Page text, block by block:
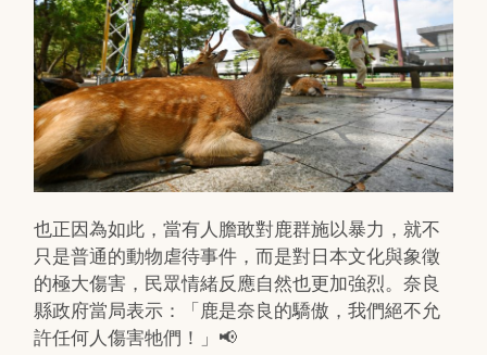
也正因為如此，當有人膽敢對鹿群施以暴力，就不
只是普通的動物虐待事件，而是對日本文化與象徵
的極大傷害，民眾情緒反應自然也更加強烈。奈良
縣政府當局表示：「鹿是奈良的驕傲，我們絕不允
許任何人傷害牠們！」📢